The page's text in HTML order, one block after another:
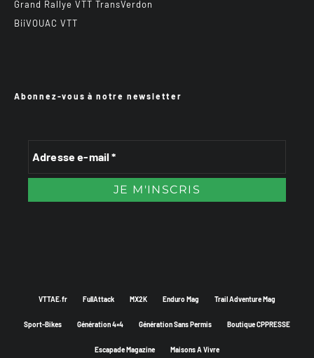
Grand Rallye VTT TransVerdon
BiiVOUAC VTT
Abonnez-vous à notre newsletter
VTTAE.fr FullAttack MX2K Enduro Mag Trail Adventure Mag
Sport-Bikes Génération 4×4 Génération Sans Permis Boutique CPPRESSE
Escapade Magazine Maisons A Vivre